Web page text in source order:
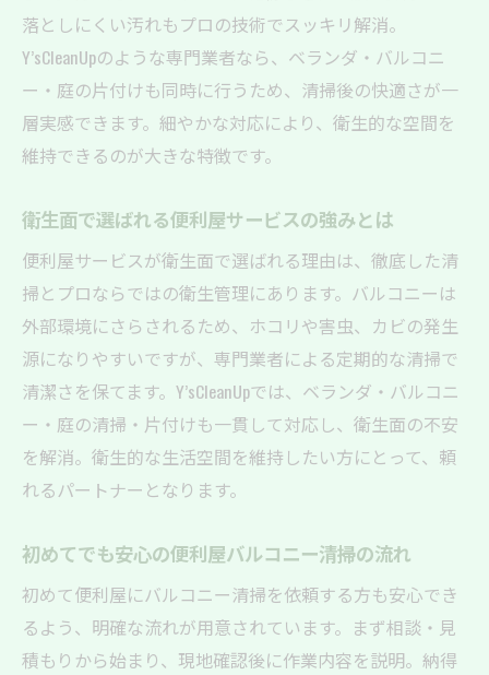
法
手間いらずのバルコニー清掃を叶える方法
便利屋がおすすめする手間を省く清掃テク
ニック
自分で掃除する手間を省く便利屋の活用術
依頼法
掃除の手間を軽減する便利屋サービスの流
れ
便利屋利用でバルコニー清掃がグッと楽に
なる理由
便利屋に任せることで清掃後の快適さを実
感
便利屋サービスで叶う衛生的なベランダ空間
便利屋サービスでベランダも衛生的に保つ
コツ
体策
清潔なベランダを維持する便利屋ならでは
落としにくい汚れもプロの技術でスッキリ解消。
Y’sCleanUpのような専門業者なら、ベランダ・バルコニ
ー・庭の片付けも同時に行うため、清掃後の快適さが一
層実感できます。細やかな対応により、衛生的な空間を
維持できるのが大きな特徴です。
衛生面で選ばれる便利屋サービスの強みとは
便利屋サービスが衛生面で選ばれる理由は、徹底した清
掃とプロならではの衛生管理にあります。バルコニーは
外部環境にさらされるため、ホコリや害虫、カビの発生
源になりやすいですが、専門業者による定期的な清掃で
清潔さを保てます。Y’sCleanUpでは、ベランダ・バルコニ
ー・庭の清掃・片付けも一貫して対応し、衛生面の不安
を解消。衛生的な生活空間を維持したい方にとって、頼
れるパートナーとなります。
初めてでも安心の便利屋バルコニー清掃の流れ
初めて便利屋にバルコニー清掃を依頼する方も安心でき
るよう、明確な流れが用意されています。まず相談・見
積もりから始まり、現地確認後に作業内容を説明。納得